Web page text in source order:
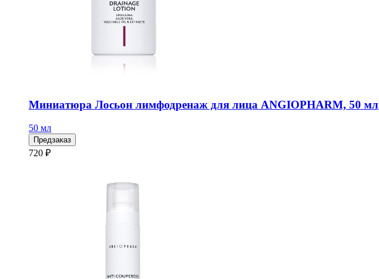
Миниатюра Лосьон лимфодренаж для лица ANGIOPHARM, 50 мл
50 мл
Предзаказ
720 ₽